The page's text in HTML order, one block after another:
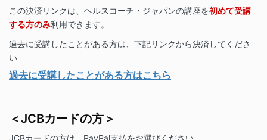
この決済リンクは、ヘルスコーチ・ジャパンの講座を初めて受講
する方のみ利用できます。
過去に受講したことがある方は、下記リンクから決済してくださ
い
過去に受講したことがある方はこちら
＜JCBカードの方＞